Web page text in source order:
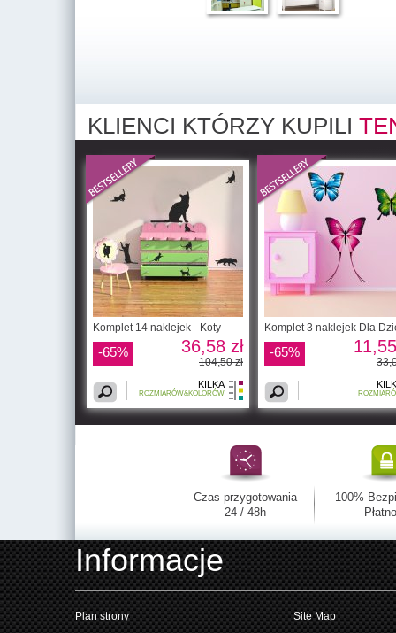
KLIENCI KTÓRZY KUPILI
Komplet 14 naklejek - Koty
-65% 36,58 zł
104,50 zł
KILKA
ROZMIARÓW&KOLORÓW
Komplet 3 naklejek Dla
-65%
Czas przygotowania
24 / 48h
100%
Informacje
Plan strony
Site Map